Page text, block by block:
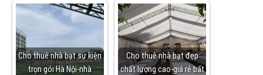
Cho thuê nhà bạt sự kiện
trọn gói Hà Nội-nhà
Cho thuê nhà bạt đẹp
chất lượng cao-giá rẻ bất